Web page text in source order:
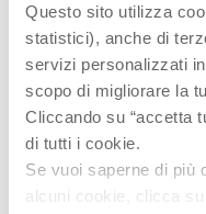
Questo sito utilizza
statistici), anche di
servizi personalizzati
scopo di migliorare la
Cliccando su “accetta
di tutti i cookie.
Se vuoi saperne di più
alcuni cookie, clicca su
VIER-
JAHRESZEITEN-
KOMFORT
Sonnenschein oder
wasserabweisende
Verdeck mit UV